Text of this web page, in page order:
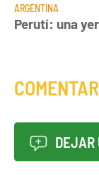
ARGENTINA
Perutí: una
DEJAR